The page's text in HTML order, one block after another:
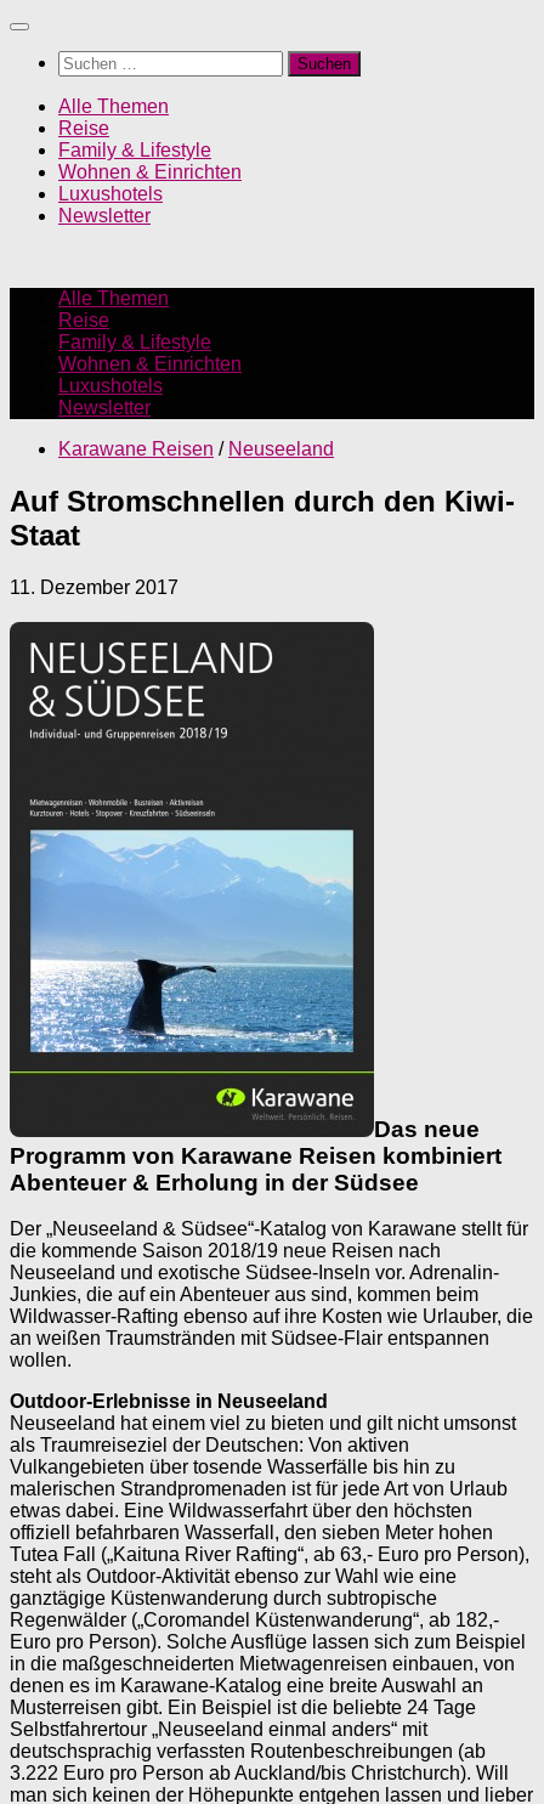
Unter
Inhalt
Suchen
nach:
Alle Themen
Reise
Family & Lifestyle
Wohnen & Einrichten
Luxushotels
Newsletter
Alle Themen
Reise
Family & Lifestyle
Wohnen & Einrichten
Luxushotels
Newsletter
Karawane Reisen / Neuseeland
Auf Stromschnellen durch den Kiwi-
Staat
11. Dezember 2017
Das neue
Programm von Karawane Reisen kombiniert
Abenteuer & Erholung in der Südsee
Der „Neuseeland & Südsee“-Katalog von Karawane stellt für
die kommende Saison 2018/19 neue Reisen nach
Neuseeland und exotische Südsee-Inseln vor. Adrenalin-
Junkies, die auf ein Abenteuer aus sind, kommen beim
Wildwasser-Rafting ebenso auf ihre Kosten wie Urlauber, die
an weißen Traumstränden mit Südsee-Flair entspannen
wollen.
Outdoor-Erlebnisse in Neuseeland
Neuseeland hat einem viel zu bieten und gilt nicht umsonst
als Traumreiseziel der Deutschen: Von aktiven
Vulkangebieten über tosende Wasserfälle bis hin zu
malerischen Strandpromenaden ist für jede Art von Urlaub
etwas dabei. Eine Wildwasserfahrt über den höchsten
offiziell befahrbaren Wasserfall, den sieben Meter hohen
Tutea Fall („Kaituna River Rafting“, ab 63,- Euro pro Person),
steht als Outdoor-Aktivität ebenso zur Wahl wie eine
ganztägige Küstenwanderung durch subtropische
Regenwälder („Coromandel Küstenwanderung“, ab 182,-
Euro pro Person). Solche Ausflüge lassen sich zum Beispiel
in die maßgeschneiderten Mietwagenreisen einbauen, von
denen es im Karawane-Katalog eine breite Auswahl an
Musterreisen gibt. Ein Beispiel ist die beliebte 24 Tage
Selbstfahrertour „Neuseeland einmal anders“ mit
deutschsprachig verfassten Routenbeschreibungen (ab
3.222 Euro pro Person ab Auckland/bis Christchurch). Will
man sich keinen der Höhepunkte entgehen lassen und lieber